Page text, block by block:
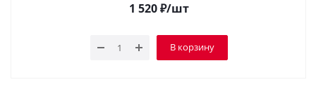
1 520₽/шт
В корзину